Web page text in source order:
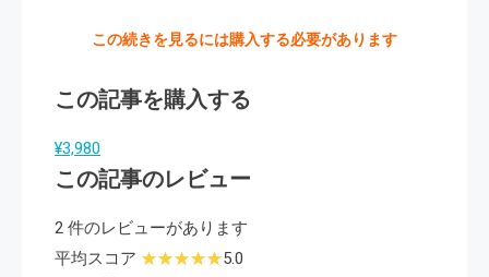
この続きを見るには購入する必要があります
この記事を購入する
¥3,980
この記事のレビュー
2 件のレビューがあります
平均スコア
5.0